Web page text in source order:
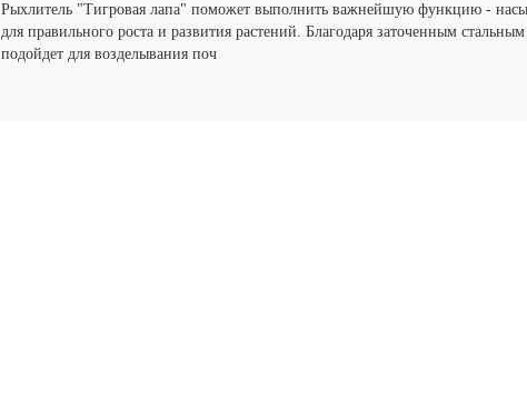
Рыхлитель "Тигровая лапа" поможет выполнить важнейшую функцию -
для правильного роста и развития растений. Благодаря заточенным
подойдет для возделывания поч